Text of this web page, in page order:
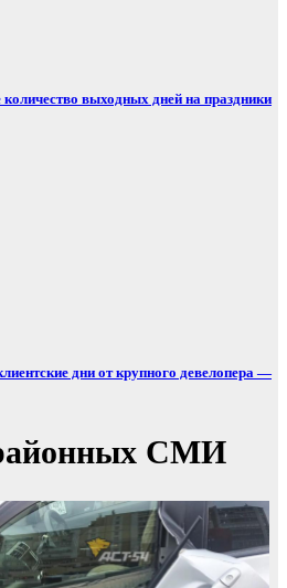
выходных дней на праздники
дни от крупного девелопера —